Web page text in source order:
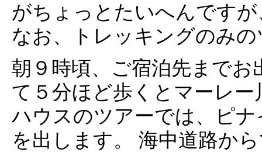
がちょっとたいへんです
なお、トレッキングのみ
朝９時頃、ご宿泊先まで
て５分ほど歩くとマーレ
ハウスのツアーでは、ピ
を出します。 海中道路か